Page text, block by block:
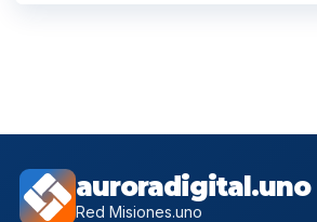
auroradigital.uno
Red Misiones.uno